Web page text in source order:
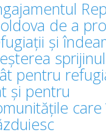
de a
și
pentru
și pentru
care